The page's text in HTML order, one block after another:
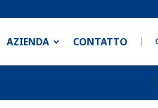
AZIENDA CONTATTO